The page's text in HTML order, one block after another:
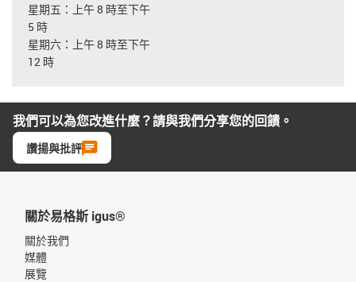
星期五：上午 8 時至下午
5 時
星期六：上午 8 時至下午
12 時
我們可以為您改進什麼？請與我們分享您的回饋。
讚揚與批評
關於易格斯 igus®
關於我們
媒體
展覽